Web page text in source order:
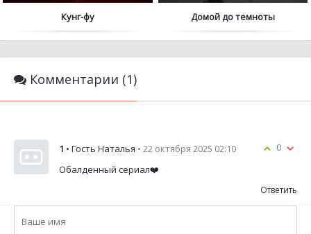
Кунг-фу Домой до темноты
Комментарии (1)
0
1 • Гость Наталья • 22 октября 2025 02:10
Обалденный сериал❤️
Ответить